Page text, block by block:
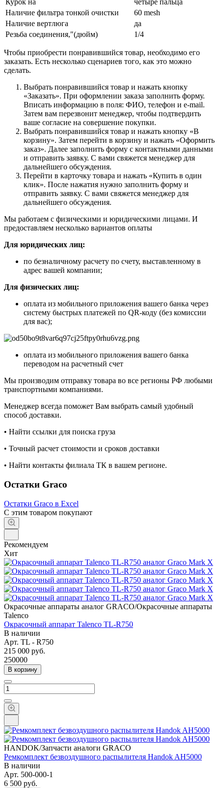
Курок на
четыре пальца
Наличие фильтра тонкой очистки
60 mesh
Наличие вертлюга
да
Резьба соединения,"(дюйм)
1/4
Чтобы приобрести понравившийся товар, необходимо его
заказать. Есть несколько сценариев того, как это можно
сделать.
Выбрать понравившийся товар и нажать кнопку
«Заказать». При оформлении заказа заполнить форму.
Вписать информацию в поля: ФИО, телефон и e-mail.
Затем вам перезвонит менеджер, чтобы подтвердить
ваше согласие на совершение покупки.
Выбрать понравившийся товар и нажать кнопку «В
корзину». Затем перейти в корзину и нажать «Оформить
заказ». Далее заполнить форму с контактными данными
и отправить заявку. С вами свяжется менеджер для
дальнейшего обсуждения.
Перейти в карточку товара и нажать «Купить в один
клик». После нажатия нужно заполнить форму и
отправить заявку. С вами свяжется менеджер для
дальнейшего обсуждения.
Мы работаем с физическими и юридическими лицами. И
предоставляем несколько вариантов оплаты
Для юридических лиц:
по безналичному расчету по счету, выставленному в
адрес вашей компании;
Для физических лиц:
оплата из мобильного приложения вашего банка через
систему быстрых платежей по QR-коду (без комиссии
для вас);
оплата из мобильного приложения вашего банка
переводом на расчетный счет
Мы производим отправку товара во все регионы РФ любыми
транспортными компаниями.
Менеджер всегда поможет Вам выбрать самый удобный
способ доставки.
• Найти ссылки для поиска груза
• Точный расчет стоимости и сроков доставки
• Найти контакты филиала ТК в вашем регионе.
Остатки Graco
Остатки Graco в Excel
С этим товаром покупают
Рекомендуем
Хит
Окрасочные аппараты аналог GRACO/Окрасочные аппараты
Talenco
Окрасочный аппарат Talenco TL-R750
В наличии
Арт. TL - R750
215 000 руб.
250000
В корзину
HANDOK/Запчасти аналоги GRACO
Ремкомплект безвоздушного распылителя Handok AH5000
В наличии
Арт. 500-000-1
6 500 руб.